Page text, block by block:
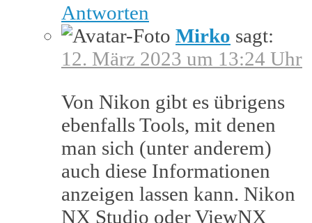
Antworten
Mirko sagt:
12. März 2023 um 13:24 Uhr
Von Nikon gibt es übrigens
ebenfalls Tools, mit denen
man sich (unter anderem)
auch diese Informationen
anzeigen lassen kann. Nikon
NX Studio oder ViewNX